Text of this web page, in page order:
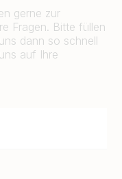
gerne zur
Fragen. Bitte füllen
dann so schnell
auf Ihre